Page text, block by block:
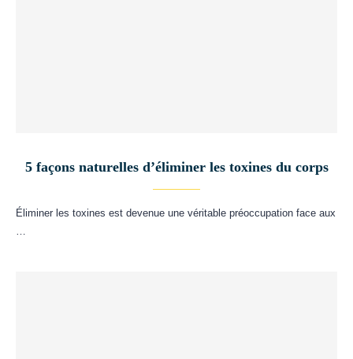
5 façons naturelles d’éliminer les toxines du corps
Éliminer les toxines est devenue une véritable préoccupation face aux
…